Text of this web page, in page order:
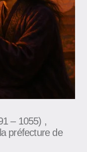
– 1055) ,
préfecture de